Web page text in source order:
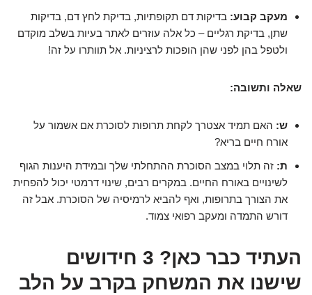
מעקב קבוע: בדיקות דם תקופתיות, בדיקת לחץ דם, בדיקות
שתן, בדיקת רגליים – כל אלה עוזרים לאתר בעיות בשלב מוקדם
ולטפל בהן לפני שהן הופכות לרציניות. אל תוותרו על זה!
שאלה ותשובה:
ש: האם תמיד אצטרך לקחת תרופות לסוכרת אם אשמור על
אורח חיים בריא?
ת: זה תלוי במצב הסוכרת ההתחלתי שלך ובמידת היענות הגוף
לשינויים באורח החיים. במקרים רבים, שינוי דרמטי יכול להפחית
את הצורך בתרופות, ואף להביא לרמיסיה של הסוכרת. אבל זה
דורש התמדה ומעקב רפואי צמוד.
העתיד כבר כאן? 3 חידושים
שישנו את המשחק בקרב על הלב